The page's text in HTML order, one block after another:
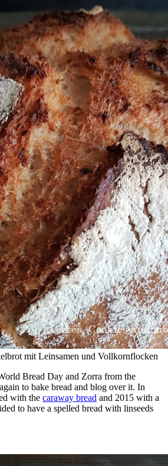
mit Leinsamen und Vollkornflocken
Bread Day and Zorra from the
to bake bread and blog over it. In
with the caraway bread and 2015 with a
to have a spelled bread with linseeds